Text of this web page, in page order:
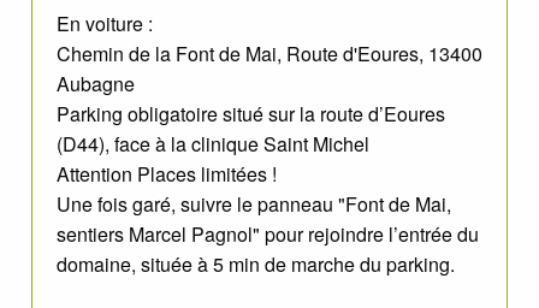
En voiture :
Chemin de la Font de Mai, Route d'Eoures, 13400
Aubagne
Parking obligatoire situé sur la route d’Eoures
(D44), face à la clinique Saint Michel
Attention Places limitées !
Une fois garé, suivre le panneau "Font de Mai,
sentiers Marcel Pagnol" pour rejoindre l’entrée du
domaine, située à 5 min de marche du parking.